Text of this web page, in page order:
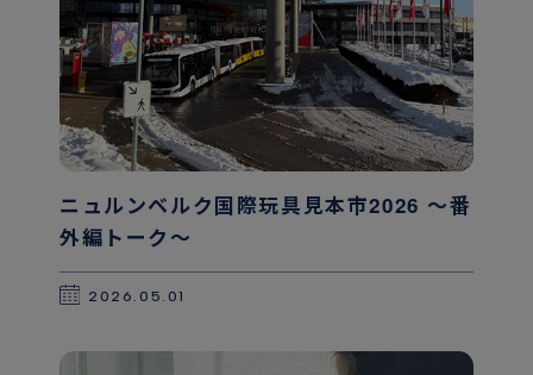
ニュルンベルク国際玩具見本市2026 〜番
外編トーク〜
2026.05.01